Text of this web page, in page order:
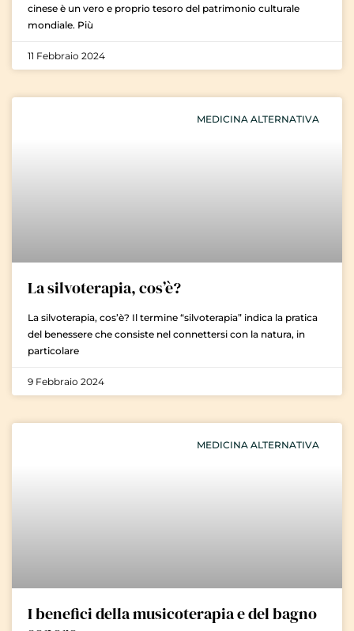
cinese è un vero e proprio tesoro del patrimonio culturale
mondiale. Più
11 Febbraio 2024
MEDICINA ALTERNATIVA
La silvoterapia, cos’è?
La silvoterapia, cos’è? Il termine “silvoterapia” indica la pratica
del benessere che consiste nel connettersi con la natura, in
particolare
9 Febbraio 2024
MEDICINA ALTERNATIVA
I benefici della musicoterapia e del bagno